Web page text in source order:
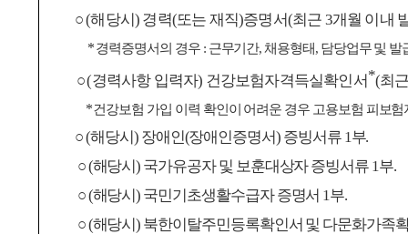
○(해당시) 경력(또는 재직)증명서(최근 3개월 이내
*경력증명서의 경우 : 근무기간, 채용형태, 담당업무 및 발
○(경력사항 입력자) 건강보험자격득실확인서*(최
*건강보험 가입 이력 확인이 어려운 경우 고용보험 피보
○(해당시) 장애인(장애인증명서) 증빙서류 1부.
○(해당시) 국가유공자 및 보훈대상자 증빙서류 1부.
○(해당시) 국민기초생활수급자 증명서 1부.
○(해당시) 북한이탈주민등록확인서 및 다문화가족